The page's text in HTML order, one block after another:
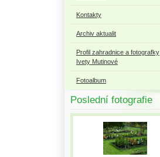
Kontakty
Archiv aktualit
Profil zahradnice a fotografky
Ivety Mutinové
Fotoalbum
Poslední fotografie